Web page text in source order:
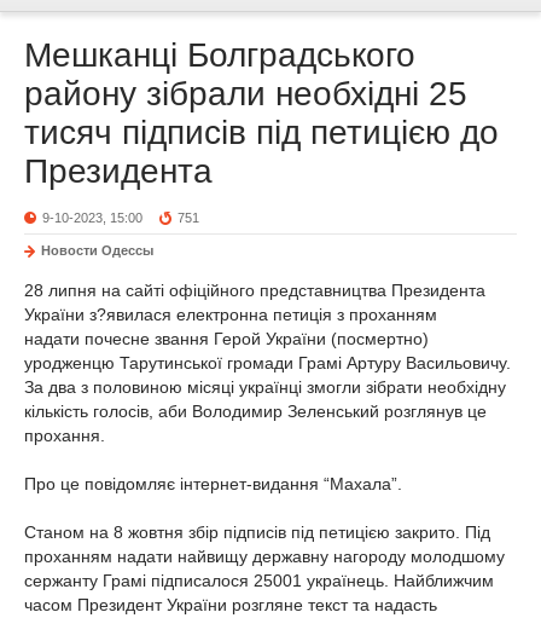
Мешканці Болградського
району зібрали необхідні 25
тисяч підписів під петицією до
Президента
9-10-2023, 15:00 751
Новости Одессы
28 липня на сайті офіційного представництва Президента
України з?явилася електронна петиція з проханням
надати почесне звання Герой України (посмертно)
уродженцю Тарутинської громади Грамі Артуру Васильовичу.
За два з половиною місяці українці змогли зібрати необхідну
кількість голосів, аби Володимир Зеленський розглянув це
прохання.
Про це повідомляє інтернет-видання “Махала”.
Станом на 8 жовтня збір підписів під петицією закрито. Під
проханням надати найвищу державну нагороду молодшому
сержанту Грамі підписалося 25001 українець. Найближчим
часом Президент України розгляне текст та надасть